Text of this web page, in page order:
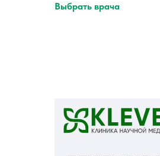
Выбрать врача